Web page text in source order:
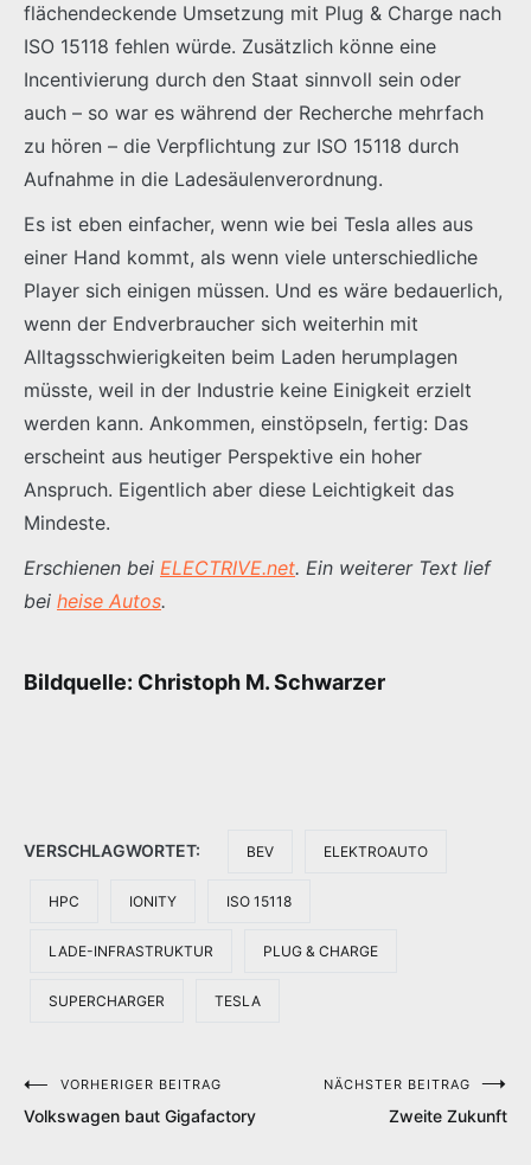
flächendeckende Umsetzung mit Plug & Charge nach
ISO 15118 fehlen würde. Zusätzlich könne eine
Incentivierung durch den Staat sinnvoll sein oder
auch – so war es während der Recherche mehrfach
zu hören – die Verpflichtung zur ISO 15118 durch
Aufnahme in die Ladesäulenverordnung.
Es ist eben einfacher, wenn wie bei Tesla alles aus
einer Hand kommt, als wenn viele unterschiedliche
Player sich einigen müssen. Und es wäre bedauerlich,
wenn der Endverbraucher sich weiterhin mit
Alltagsschwierigkeiten beim Laden herumplagen
müsste, weil in der Industrie keine Einigkeit erzielt
werden kann. Ankommen, einstöpseln, fertig: Das
erscheint aus heutiger Perspektive ein hoher
Anspruch. Eigentlich aber diese Leichtigkeit das
Mindeste.
Erschienen bei ELECTRIVE.net. Ein weiterer Text lief
bei heise Autos.
Bildquelle: Christoph M. Schwarzer
VERSCHLAGWORTET: BEV ELEKTROAUTO
HPC IONITY ISO 15118
LADE-INFRASTRUKTUR PLUG & CHARGE
SUPERCHARGER TESLA
Beitragsnavigation
VORHERIGER BEITRAG
Volkswagen baut Gigafactory
NÄCHSTER BEITRAG
Zweite Zukunft